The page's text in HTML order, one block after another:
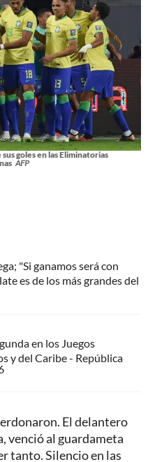
goles en las Eliminatorias
AFP
"Si ganamos será con
es de los más grandes del
en los Juegos
y del Caribe - República
El delantero
venció al guardameta
tanto. Silencio en las